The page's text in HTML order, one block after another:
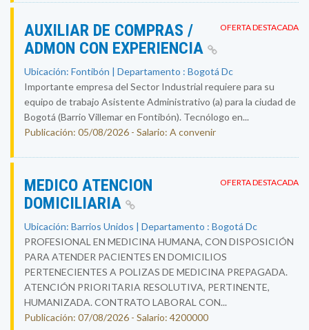
OFERTA DESTACADA
AUXILIAR DE COMPRAS /
ADMON CON EXPERIENCIA
Ubicación: Fontibón | Departamento : Bogotá Dc
Importante empresa del Sector Industrial requiere para su
equipo de trabajo Asistente Administrativo (a) para la ciudad de
Bogotá (Barrio Villemar en Fontibón). Tecnólogo en...
Publicación: 05/08/2026 - Salario: A convenir
OFERTA DESTACADA
MEDICO ATENCION
DOMICILIARIA
Ubicación: Barrios Unidos | Departamento : Bogotá Dc
PROFESIONAL EN MEDICINA HUMANA, CON DISPOSICIÓN
PARA ATENDER PACIENTES EN DOMICILIOS
PERTENECIENTES A POLIZAS DE MEDICINA PREPAGADA.
ATENCIÓN PRIORITARIA RESOLUTIVA, PERTINENTE,
HUMANIZADA. CONTRATO LABORAL CON...
Publicación: 07/08/2026 - Salario: 4200000